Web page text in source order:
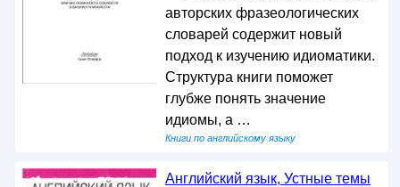
авторских фразеологических
словарей содержит новый
подход к изучению идиоматики.
Структура книги поможет
глубже понять значение
идиомы, а …
Книги по английскому языку
Английский язык, Устные темы